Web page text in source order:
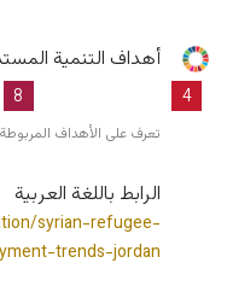
أهداف التنمية
4
8
تعرف على الأهداف
الرابط باللغة العربية
syrian-refugee-
trends-jordan…